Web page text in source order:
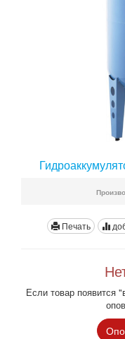
Печать
Если товар появится